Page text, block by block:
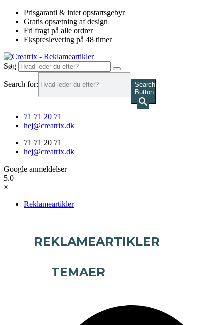
Videre
indhold
Prisgaranti & intet opstartsgebyr
Gratis opsætning af design
Fri fragt på alle ordrer
Ekspreslevering på 48 timer
Søg
Search for:
Search
Button
71 71 20 71
hej@creatrix.dk
71 71 20 71
hej@creatrix.dk
Google anmeldelser
5.0
×
Reklameartikler
REKLAMEARTIKLER
TEMAER